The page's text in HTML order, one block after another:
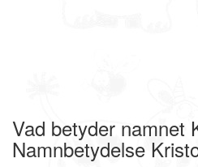
Vad betyder namnet
Namnbetydelse